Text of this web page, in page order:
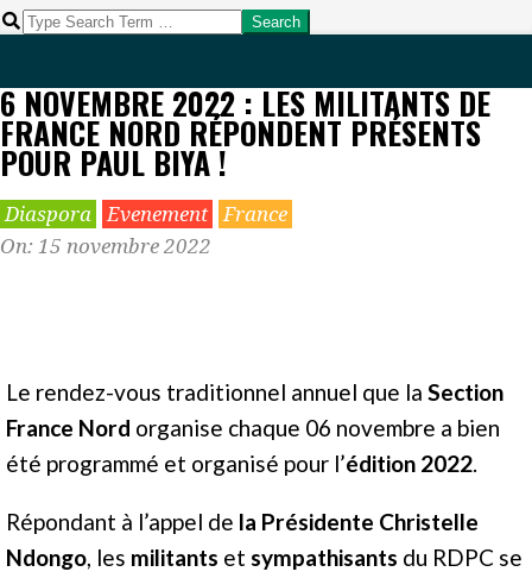
Search
6 NOVEMBRE 2022 : LES MILITANTS DE
FRANCE NORD RÉPONDENT PRÉSENTS
POUR PAUL BIYA !
Diaspora Evenement France
On: 15 novembre 2022
Le rendez-vous traditionnel annuel que la Section
France Nord organise chaque 06 novembre a bien
été programmé et organisé pour l’édition 2022.
Répondant à l’appel de la Présidente Christelle
Ndongo, les militants et sympathisants du RDPC se